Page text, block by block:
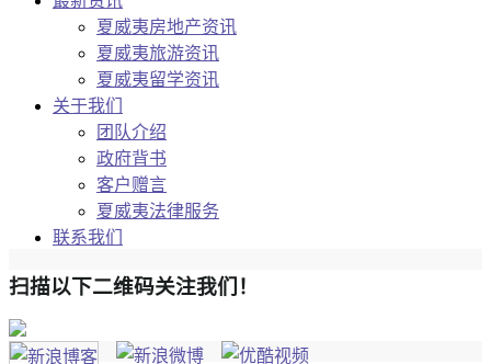
夏威夷房地产资讯
夏威夷旅游资讯
夏威夷留学资讯
关于我们
团队介绍
政府背书
客户赠言
夏威夷法律服务
联系我们
扫描以下二维码关注我们！